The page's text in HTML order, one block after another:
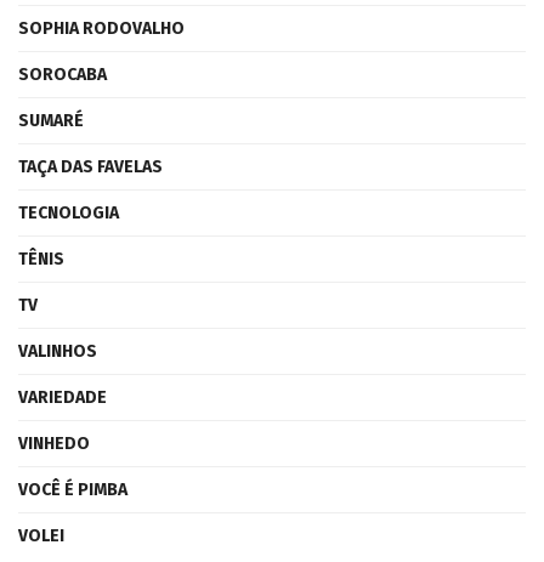
SOPHIA RODOVALHO
SOROCABA
SUMARÉ
TAÇA DAS FAVELAS
TECNOLOGIA
TÊNIS
TV
VALINHOS
VARIEDADE
VINHEDO
VOCÊ É PIMBA
VOLEI